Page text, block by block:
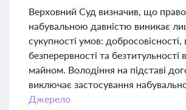
Верховний Суд визначив, що право
набувальною давністю виникає
сукупності умов: добросовісності,
безперервності та безтитульності
майном. Володіння на підставі
виключає застосування
Джерело